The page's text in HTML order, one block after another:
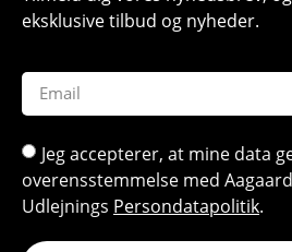
eksklusive tilbud og nyheder.
Jeg accepterer, at mine data
overensstemmelse med
Udlejnings Persondatapolitik.